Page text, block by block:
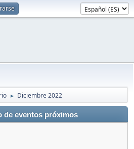
► Diciembre 2022
de eventos próximos